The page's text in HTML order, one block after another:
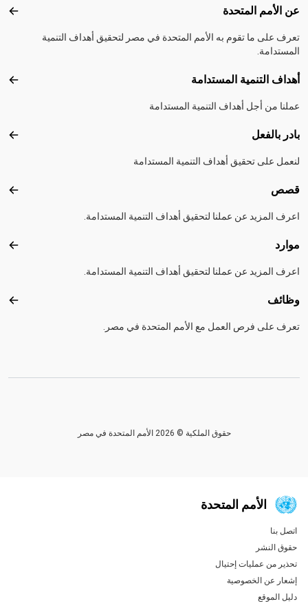
Footer menu
عن الأمم المتحدة عن
تعرف على ما تقوم به الأمم المتحدة في مصر لتحقيق أهداف التنمية
المستدامة.
أهداف التنمية المستدامة
عملنا من أجل أهداف التنمية المستدامة
بادر بالفعل
لنعمل على تحقيق أهداف التنمية المستدامة
قصص
اعرف المزيد عن عملنا لتحقيق أهداف التنمية المستدامة.
موارد
اعرف المزيد عن عملنا لتحقيق أهداف التنمية المستدامة.
وظائف
تعرف على فرص العمل مع الأمم المتحدة في مصر.
حقوق الملكية © 2026 الأمم المتحدة في مصر
الأمم المتحدة
Global U.N. menu
اتصل بنا
حقوق النشر
تحذير من عمليات إحتيال
إشعار عن الخصوصية
دليل الموقع